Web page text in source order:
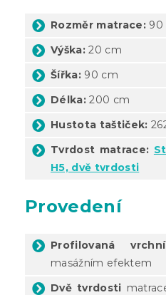
Rozměr matrace: 90
Výška: 20 cm
Šířka: 90 cm
Délka:200 cm
Hustota taštiček:
Tvrdost matrace:
H5, dvě tvrdosti
Provedení
Profilovaná
masážním efektem
Dvě tvrdosti